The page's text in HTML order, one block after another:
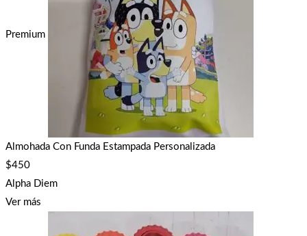
Premium
Almohada Con Funda Estampada Personalizada
$450
Alpha Diem
Ver más